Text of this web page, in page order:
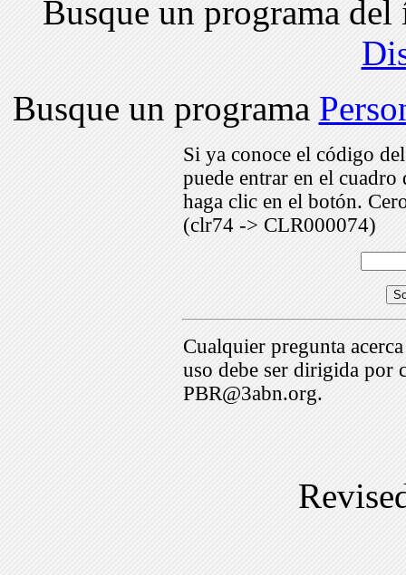
Busque un programa
Busque un programa
Si ya conoce el código
puede entrar en el
haga clic en el botón.
(clr74 -> CLR000074)
Cualquier pregunta
uso debe ser dirigida por
PBR@3abn.org.